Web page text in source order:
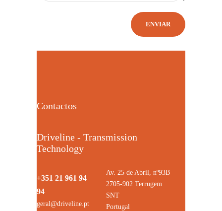
Contactos
Driveline - Transmission
Technology
+351 21 961 94
94
geral@driveline.pt
Av. 25 de Abril, nº93B
2705-902 Terrugem
SNT
Portugal